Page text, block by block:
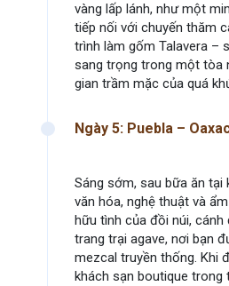
vàng lấp lánh, như một
tiếp nối với chuyến thăm
trình làm gốm Talavera –
sang trọng trong một tòa
gian trầm mặc của quá
Ngày 5: Puebla –
Sáng sớm, sau bữa ăn tại
văn hóa, nghệ thuật và
hữu tình của đồi núi,
trang trại agave, nơi bạn
mezcal truyền thống. Khi
khách sạn boutique